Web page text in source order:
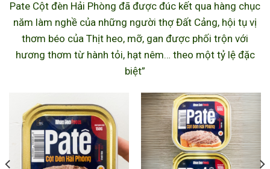
Pate Cột đèn Hải Phòng đã được đúc kết qua hàng chục
năm làm nghề của những người thợ Đất Cảng, hội tụ vị
thơm béo của Thịt heo, mỡ, gan được phối trộn với
hương thơm từ hành tỏi, hạt nêm… theo một tỷ lệ đặc
biệt”